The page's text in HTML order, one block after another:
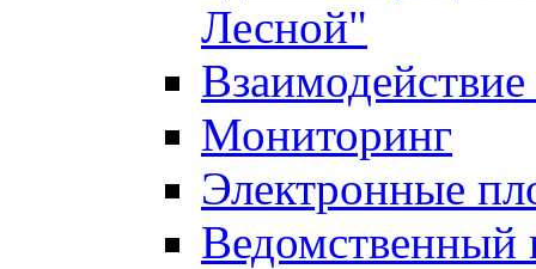
Лесной"
Мониторинг
Электронные
Ведомственный